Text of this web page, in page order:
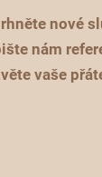
nové
nám
vaše